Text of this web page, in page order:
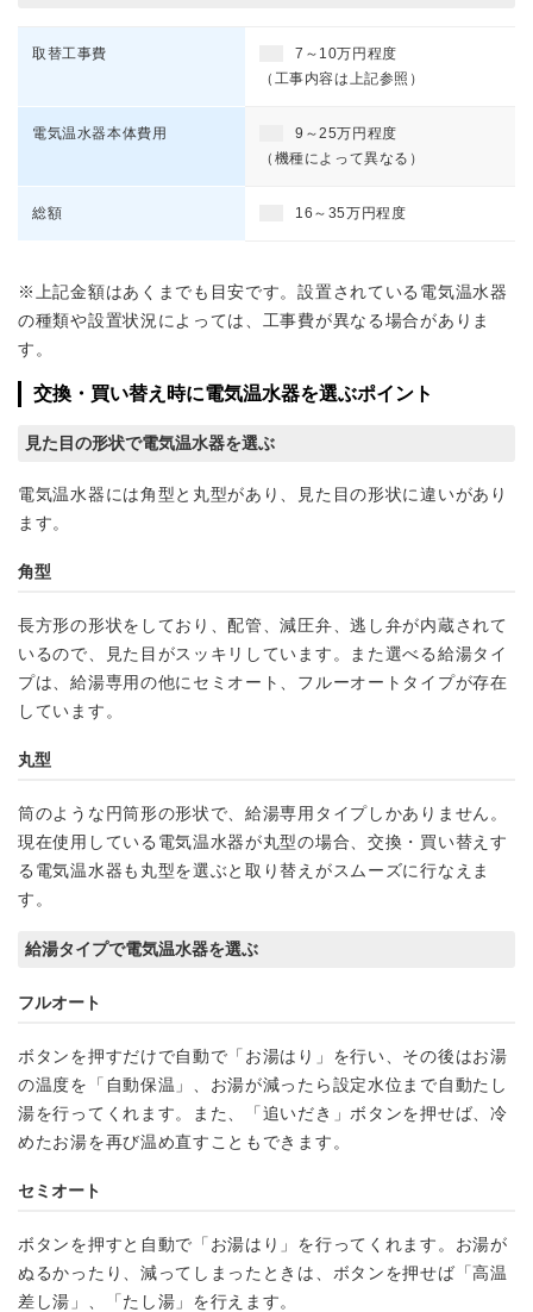
取替工事費
7～10万円程度
（工事内容は上記参照）
電気温水器本体費用
9～25万円程度
（機種によって異なる）
総額 16～35万円程度
※上記金額はあくまでも目安です。設置されている電気温水器
の種類や設置状況によっては、工事費が異なる場合がありま
す。
交換・買い替え時に電気温水器を選ぶポイント
見た目の形状で電気温水器を選ぶ
電気温水器には角型と丸型があり、見た目の形状に違いがあり
ます。
角型
長方形の形状をしており、配管、減圧弁、逃し弁が内蔵されて
いるので、見た目がスッキリしています。また選べる給湯タイ
プは、給湯専用の他にセミオート、フルーオートタイプが存在
しています。
丸型
筒のような円筒形の形状で、給湯専用タイプしかありません。
現在使用している電気温水器が丸型の場合、交換・買い替えす
る電気温水器も丸型を選ぶと取り替えがスムーズに行なえま
す。
給湯タイプで電気温水器を選ぶ
フルオート
ボタンを押すだけで自動で「お湯はり」を行い、その後はお湯
の温度を「自動保温」、お湯が減ったら設定水位まで自動たし
湯を行ってくれます。また、「追いだき」ボタンを押せば、冷
めたお湯を再び温め直すこともできます。
セミオート
ボタンを押すと自動で「お湯はり」を行ってくれます。お湯が
ぬるかったり、減ってしまったときは、ボタンを押せば「高温
差し湯」、「たし湯」を行えます。